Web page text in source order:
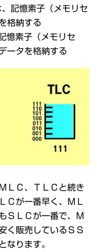
記憶素子（メモリセ
格納する
素子（メモリセ
ータを格納する
ＬＣ、ＴＬＣと続き
Ｃが一番早く、ＭＬ
ＳＬＣが一番で、Ｍ
く販売しているＳＳ
なります。